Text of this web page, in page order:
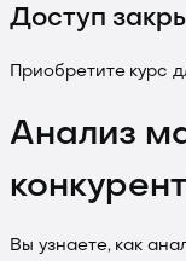
Доступ
Приобретите курс
Анализ
Вы узнаете, как